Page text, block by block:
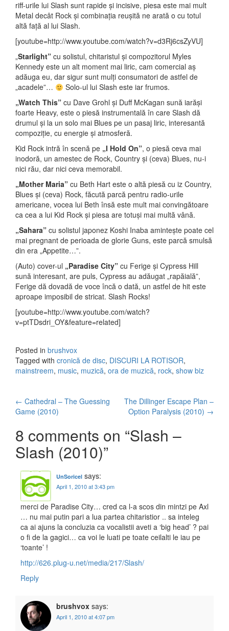
riff-urile lui Slash sunt rapide și incisive, piesa este mai mult
Metal decât Rock și combinația reușită ne arată o cu totul
altă față al lui Slash.
[youtube=http://www.youtube.com/watch?v=d3Rj6csZyVU]
„Starlight” cu solistul, chitaristul și compozitorul Myles
Kennedy este un alt moment mai liric, cam comercial aș
adăuga eu, dar sigur sunt mulți consumatori de astfel de
„acadele”…
Solo-ul lui Slash este iar frumos.
„Watch This” cu Dave Grohl și Duff McKagan sună iarăși
foarte Heavy, este o piesă instrumentală în care Slash dă
drumul și la un solo mai Blues pe un pasaj liric, interesantă
compoziție, cu energie și atmosferă.
Kid Rock intră în scenă pe „I Hold On”, o piesă ceva mai
inodoră, un amestec de Rock, Country și (ceva) Blues, nu-i
nici rău, dar nici ceva memorabil.
„Mother Maria” cu Beth Hart este o altă piesă cu iz Country,
Blues și (ceva) Rock, făcută parcă pentru radio-urile
americane, vocea lui Beth însă este mult mai convingătoare
ca cea a lui Kid Rock și piesa are totuși mai multă vână.
„Sahara” cu solistul japonez Koshi Inaba amintește poate cel
mai pregnant de perioada de glorie Guns, este parcă smulsă
din era „Appetite…”.
(Auto) cover-ul „Paradise City” cu Ferige și Cypress Hill
sună interesant, are puls, Cypress au adăugat „rapăială”,
Ferige dă dovadă de voce încă o dată, un astfel de hit este
aproape imposibil de stricat. Slash Rocks!
[youtube=http://www.youtube.com/watch?
v=ptTDsdri_OY&feature=related]
Posted in brushvox
Tagged with cronică de disc, DISCURI LA ROTISOR,
mainstreem, music, muzică, ora de muzică, rock, show biz
Post navigation
← Cathedral – The Guessing
Game (2010)
The Dillinger Escape Plan –
Option Paralysis (2010) →
8 comments on “Slash –
Slash (2010)”
UnSoricel says:
April 1, 2010 at 3:43 pm
merci de Paradise City… cred ca l-a scos din mintzi pe Axl
… nu mai putin pari a lua partea chitaristior .. sa inteleg
ca ai ajuns la concluzia ca vocalistii aveti a ‘big head’ ? pai
o fi de la gagici… ca voi le luati pe toate ceilalti le iau pe
‘toante’ !
http://626.plug-u.net/media/217/Slash/
Reply
brushvox says:
April 1, 2010 at 4:07 pm